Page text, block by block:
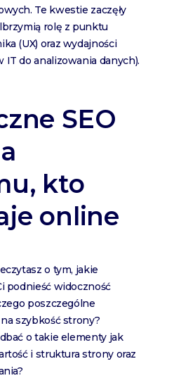
Te kwestie zaczęły
rolę z punktu
(UX) oraz wydajności
IT do analizowania danych).
SEO
kto
online
o tym, jakie
podnieść widoczność
poszczególne
na szybkość strony?
o takie elementy jak
i struktura strony oraz